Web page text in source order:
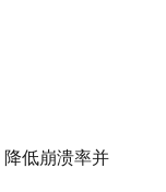
降低崩溃率并